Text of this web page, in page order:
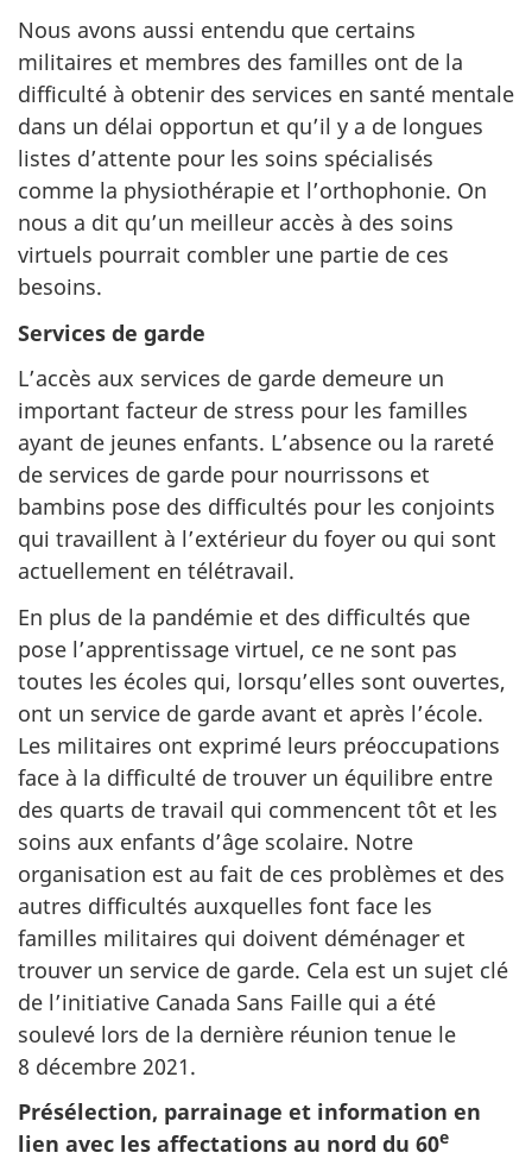
Nous avons aussi entendu que certains
militaires et membres des familles ont de la
difficulté à obtenir des services en santé mentale
dans un délai opportun et qu’il y a de longues
listes d’attente pour les soins spécialisés
comme la physiothérapie et l’orthophonie. On
nous a dit qu’un meilleur accès à des soins
virtuels pourrait combler une partie de ces
besoins.
Services de garde
L’accès aux services de garde demeure un
important facteur de stress pour les familles
ayant de jeunes enfants. L’absence ou la rareté
de services de garde pour nourrissons et
bambins pose des difficultés pour les conjoints
qui travaillent à l’extérieur du foyer ou qui sont
actuellement en télétravail.
En plus de la pandémie et des difficultés que
pose l’apprentissage virtuel, ce ne sont pas
toutes les écoles qui, lorsqu’elles sont ouvertes,
ont un service de garde avant et après l’école.
Les militaires ont exprimé leurs préoccupations
face à la difficulté de trouver un équilibre entre
des quarts de travail qui commencent tôt et les
soins aux enfants d’âge scolaire. Notre
organisation est au fait de ces problèmes et des
autres difficultés auxquelles font face les
familles militaires qui doivent déménager et
trouver un service de garde. Cela est un sujet clé
de l’initiative Canada Sans Faille qui a été
soulevé lors de la dernière réunion tenue le
8 décembre 2021.
Présélection, parrainage et information en
lien avec les affectations au nord du 60e